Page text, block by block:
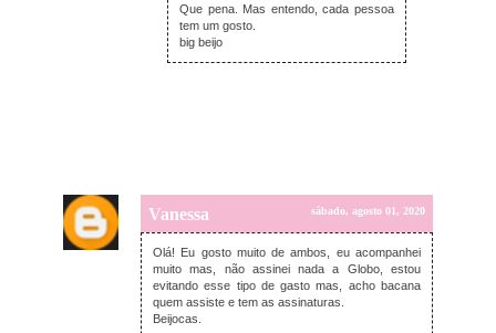
Que pena. Mas entendo, cada pessoa
tem um gosto.
big beijo
Vanessa sábado, agosto 01, 2020
Olá! Eu gosto muito de ambos, eu acompanhei
muito mas, não assinei nada a Globo, estou
evitando esse tipo de gasto mas, acho bacana
quem assiste e tem as assinaturas.
Beijocas.